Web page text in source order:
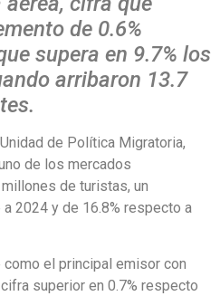
de 0.6%
supera en 9.7% los
arribaron 13.7
de Política Migratoria,
de los mercados
de turistas, un
2024 y de 16.8% respecto a
el principal emisor con
superior en 0.7% respecto